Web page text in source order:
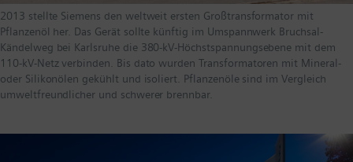
2013 stellte Siemens den weltweit ersten Großtransformator mit
Pflanzenöl her. Das Gerät sollte künftig im Umspannwerk Bruchsal-
Kändelweg bei Karlsruhe die 380-kV-Höchstspannungsebene mit dem
110-kV-Netz verbinden. Bis dato wurden Transformatoren mit Mineral-
oder Silikonölen gekühlt und isoliert. Pflanzenöle sind im Vergleich
umweltfreundlicher und schwerer brennbar.